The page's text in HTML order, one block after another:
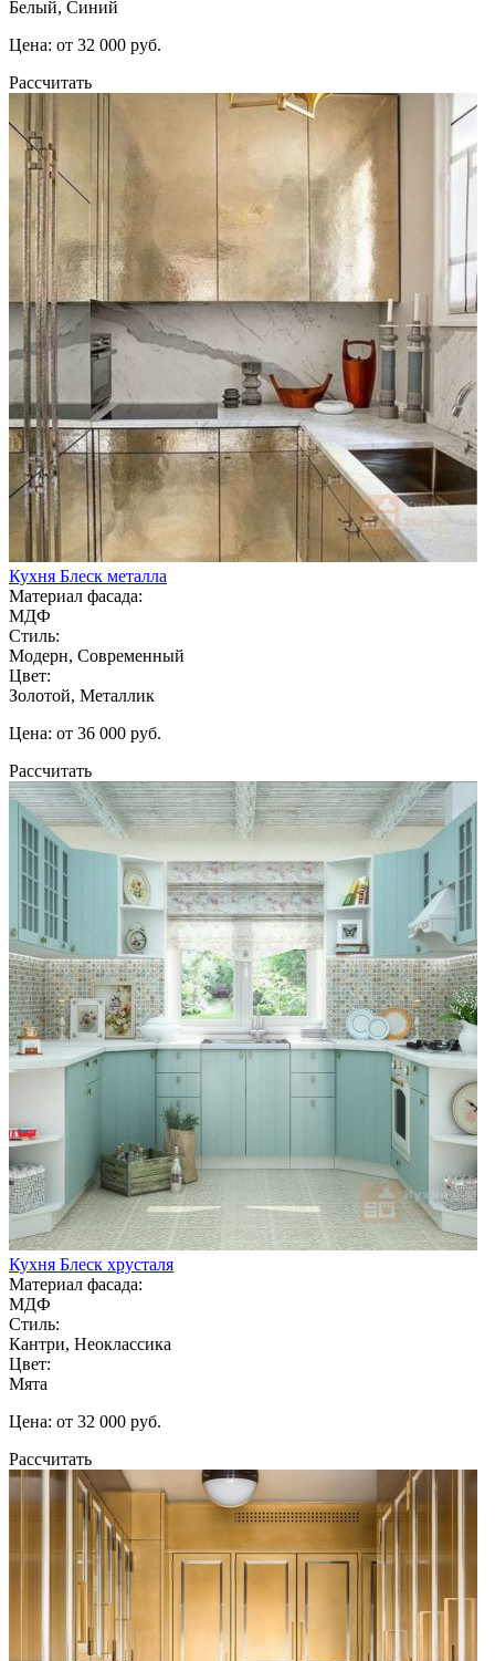
Белый, Синий
Цена: от 32 000 руб.
Рассчитать
Кухня Блеск металла
Материал фасада:
МДФ
Стиль:
Модерн, Современный
Цвет:
Золотой, Металлик
Цена: от 36 000 руб.
Рассчитать
Кухня Блеск хрусталя
Материал фасада:
МДФ
Стиль:
Кантри, Неоклассика
Цвет:
Мята
Цена: от 32 000 руб.
Рассчитать